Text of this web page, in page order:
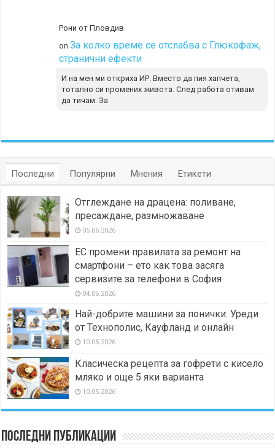
Рони от Пловдив
onЗа колко време се отслабва с Глюкофаж,
странични ефекти
И на мен ми откриха ИР. Вместо да пия хапчета,
тотално си промених живота. След работа отивам
да тичам. За
Последни Популярни Мнения Етикети
Отглеждане на драцена: поливане,
пресаждане, размножаване
05.06.2026
ЕС промени правилата за ремонт на
смартфони – ето как това засяга
сервизите за телефони в София
04.06.2026
Най-добрите машини за понички: Уреди
от Технополис, Кауфланд и онлайн
10.05.2026
Класическа рецепта за гофрети с кисело
мляко и още 5 яки варианта
10.05.2026
Последни публикации